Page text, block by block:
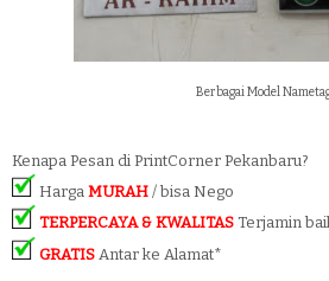
Berbagai Model
Kenapa Pesan di PrintCorner Pekanbaru?
Harga MURAH / bisa Nego
TERPERCAYA & KWALITAS Terjamin
GRATIS Antar ke Alamat*